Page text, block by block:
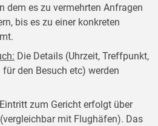
dem es zu vermehrten Anfragen
bis es zu einer konkreten
Die Details (Uhrzeit, Treffpunkt,
den Besuch etc) werden
zum Gericht erfolgt über
mit Flughäfen). Das